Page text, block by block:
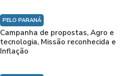
PELO PARANÁ
Campanha de propostas, Agro e
tecnologia, Missão reconhecida e
Inflação